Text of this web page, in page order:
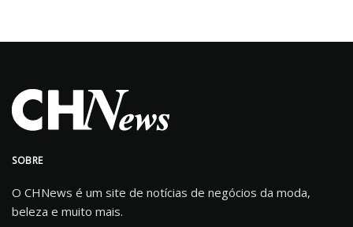
SOBRE
O CHNews é um site de notícias de negócios da moda,
beleza e muito mais.